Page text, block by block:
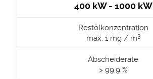
400 kW - 1000 kW
Restölkonzentration
max. 1 mg / m3
Abscheiderate
> 99.9 %